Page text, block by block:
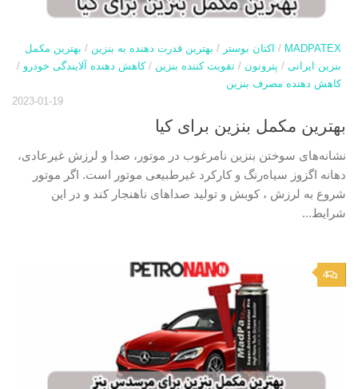
MADPATEX
/ اکتان بوستر / بهترین قدرت دهنده به بنزین / بهترین مکمل
بنزین ایرانی / پترونون / تقویت کننده بنزین /کاهش دهنده آلایندگی خودرو /
کاهش دهنده مصرف بنزین
2023-01-19
بهترین مکمل بنزین برای کیا
نشانه‌های سوختن بنزین نامرغوب در موتور، صدا و لرزش غیرعادی،
دهانه اگزوز سیاه‌رنگ و کارکرد غیرطبیعی موتور است. اگر موتور
شروع به لرزش ، کوبش و تولید صداهای ناهنجار کند و در این
شرایط...
4